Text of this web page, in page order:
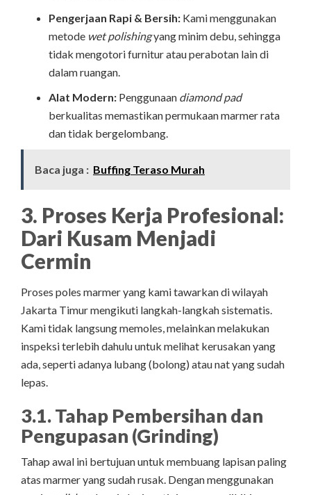
Pengerjaan Rapi & Bersih: Kami menggunakan
metode wet polishingyang minim debu, sehingga
tidak mengotori furnitur atau perabotan lain di
dalam ruangan.
Alat Modern: Penggunaan diamond pad
berkualitas memastikan permukaan marmer rata
dan tidak bergelombang.
Baca juga : Buffing Teraso Murah
3. Proses Kerja Profesional:
Dari Kusam Menjadi
Cermin
Proses poles marmer yang kami tawarkan di wilayah
Jakarta Timur mengikuti langkah-langkah sistematis.
Kami tidak langsung memoles, melainkan melakukan
inspeksi terlebih dahulu untuk melihat kerusakan yang
ada, seperti adanya lubang (bolong) atau nat yang sudah
lepas.
3.1. Tahap Pembersihan dan
Pengupasan (Grinding)
Tahap awal ini bertujuan untuk membuang lapisan paling
atas marmer yang sudah rusak. Dengan menggunakan